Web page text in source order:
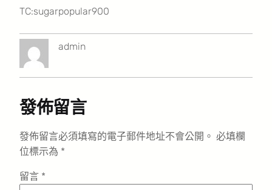
TC:sugarpopular900
admin
發佈留言
發佈留言必須填寫的電子郵件地址不會公開。 必填欄
位標示為 *
留言 *